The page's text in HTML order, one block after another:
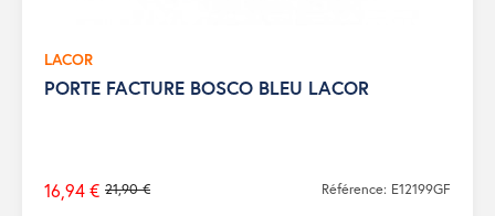
LACOR
PORTE FACTURE BOSCO BLEU LACOR
Prix
21,90 €
16,94 € Référence: E12199GF